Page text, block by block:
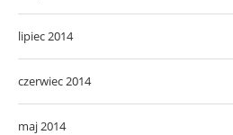
lipiec 2014
czerwiec 2014
maj 2014